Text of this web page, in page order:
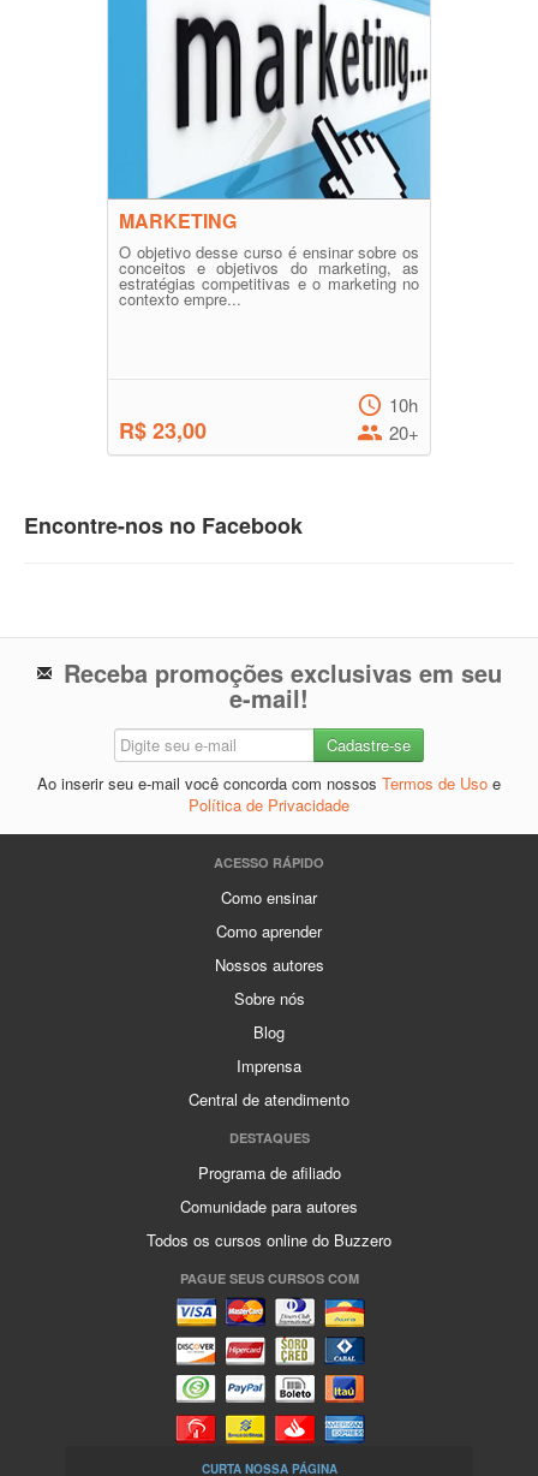
MARKETING
O objetivo desse curso é ensinar sobre os
conceitos e objetivos do marketing, as
estratégias competitivas e o marketing no
contexto empre...
R$ 23,00
10h
20+
Encontre-nos no Facebook
Receba promoções exclusivas em seu
e-mail!
Ao inserir seu e-mail você concorda com nossos Termos de Uso e
Política de Privacidade
ACESSO RÁPIDO
Como ensinar
Como aprender
Nossos autores
Sobre nós
Blog
Imprensa
Central de atendimento
DESTAQUES
Programa de afiliado
Comunidade para autores
Todos os cursos online do Buzzero
PAGUE SEUS CURSOS COM
CURTA NOSSA PÁGINA